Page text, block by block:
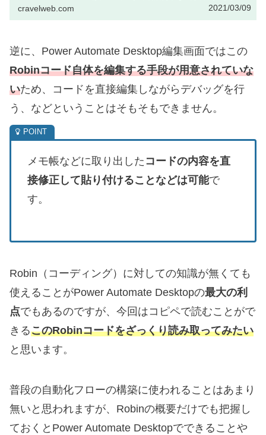
cravelweb.com 2021/03/09
逆に、Power Automate Desktop編集画面ではこの
Robinコード自体を編集する手段が用意されていな
いため、コードを直接編集しながらデバッグを行
う、などということはそもそもできません。
メモ帳などに取り出した コードの内容を直
接修正して貼り付けることなどは可能で
す。
Robin（コーディング）に対しての知識が無くても
使えることがPower Automate Desktopの最大の利
点でもあるのですが、今回はコピペで読むことがで
きるこのRobinコードをざっくり読み取ってみたい
と思います。
普段の自動化フローの構築に使われることはあまり
無いと思われますが、Robinの概要だけでも把握し
ておくとPower Automate Desktopでできることや